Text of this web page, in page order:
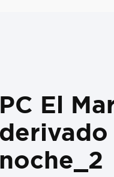
PC El
noche_2